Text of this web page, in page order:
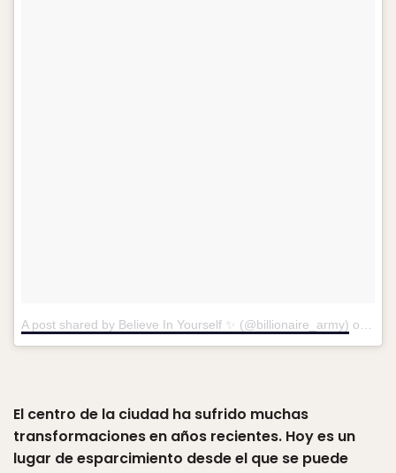
A post shared by Believe In Yourself ✨ (@billionaire_army) on
El centro de la ciudad ha sufrido muchas
transformaciones en años recientes. Hoy es un
lugar de esparcimiento desde el que se puede